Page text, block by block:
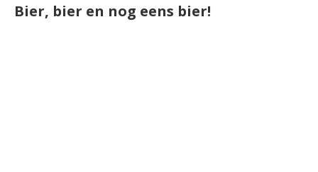
Bier, bier en nog eens bier!